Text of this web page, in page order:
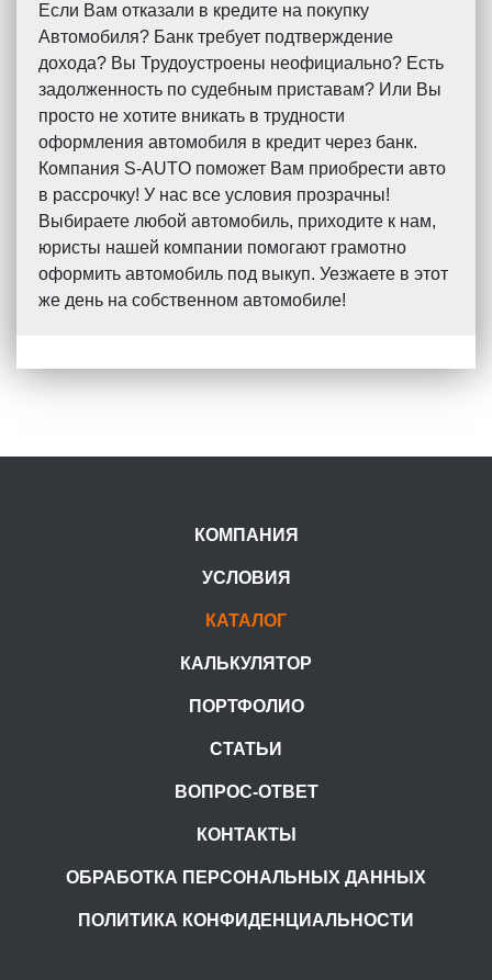
Если Вам отказали в кредите на покупку
Автомобиля? Банк требует подтверждение
дохода? Вы Трудоустроены неофициально? Есть
задолженность по судебным приставам? Или Вы
просто не хотите вникать в трудности
оформления автомобиля в кредит через банк.
Компания S-AUTO поможет Вам приобрести авто
в рассрочку! У нас все условия прозрачны!
Выбираете любой автомобиль, приходите к нам,
юристы нашей компании помогают грамотно
оформить автомобиль под выкуп. Уезжаете в этот
же день на собственном автомобиле!
КОМПАНИЯ
УСЛОВИЯ
КАТАЛОГ
КАЛЬКУЛЯТОР
ПОРТФОЛИО
СТАТЬИ
ВОПРОС-ОТВЕТ
КОНТАКТЫ
ОБРАБОТКА ПЕРСОНАЛЬНЫХ ДАННЫХ
ПОЛИТИКА КОНФИДЕНЦИАЛЬНОСТИ